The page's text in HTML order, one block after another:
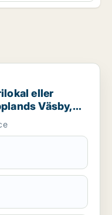
garage för uthyrning i
eller
Väsby,
Bro m.fl.